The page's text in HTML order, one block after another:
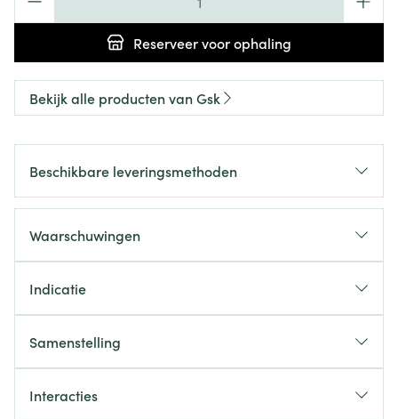
Reserveervoor ophaling
Bekijk alle producten van Gsk
Beschikbare leveringsmethoden
Waarschuwingen
Indicatie
Samenstelling
Interacties